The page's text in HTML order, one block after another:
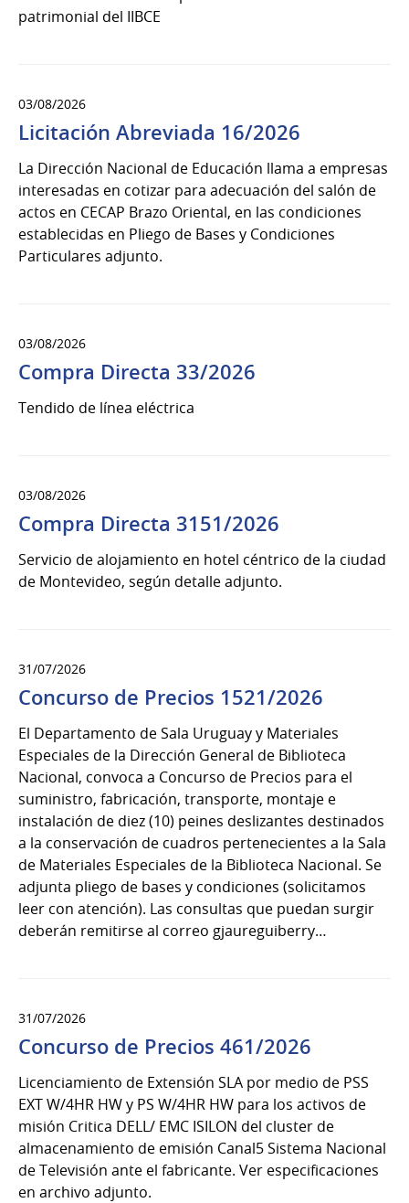
patrimonial del IIBCE
03/08/2026
Licitación Abreviada 16/2026
La Dirección Nacional de Educación llama a empresas
interesadas en cotizar para adecuación del salón de
actos en CECAP Brazo Oriental, en las condiciones
establecidas en Pliego de Bases y Condiciones
Particulares adjunto.
03/08/2026
Compra Directa 33/2026
Tendido de línea eléctrica
03/08/2026
Compra Directa 3151/2026
Servicio de alojamiento en hotel céntrico de la ciudad
de Montevideo, según detalle adjunto.
31/07/2026
Concurso de Precios 1521/2026
El Departamento de Sala Uruguay y Materiales
Especiales de la Dirección General de Biblioteca
Nacional, convoca a Concurso de Precios para el
suministro, fabricación, transporte, montaje e
instalación de diez (10) peines deslizantes destinados
a la conservación de cuadros pertenecientes a la Sala
de Materiales Especiales de la Biblioteca Nacional. Se
adjunta pliego de bases y condiciones (solicitamos
leer con atención). Las consultas que puedan surgir
deberán remitirse al correo gjaureguiberry…
31/07/2026
Concurso de Precios 461/2026
Licenciamiento de Extensión SLA por medio de PSS
EXT W/4HR HW y PS W/4HR HW para los activos de
misión Critica DELL/ EMC ISILON del cluster de
almacenamiento de emisión Canal5 Sistema Nacional
de Televisión ante el fabricante. Ver especificaciones
en archivo adjunto.